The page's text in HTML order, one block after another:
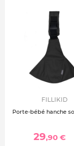
Bandoulière :
Sécurité :
Siège : large et
Matière : coton
Utilisation :
courts
Format : léger
FILLIKID
Porte-bébé hanche
29,90 €